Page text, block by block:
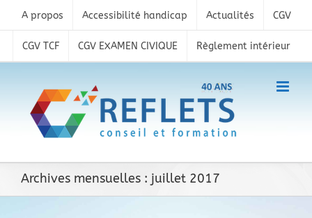
content
A propos Accessibilité handicap Actualités CGV
CGV TCF CGV EXAMEN CIVIQUE Règlement intérieur
Archives mensuelles : juillet 2017